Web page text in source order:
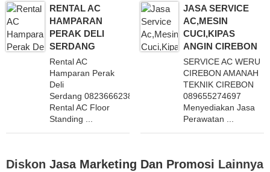
RENTAL AC
HAMPARAN
PERAK DELI
SERDANG
Rental AC
Hamparan Perak
Deli
Serdang 082366623838 Layani
Rental AC Floor
Standing ...
JASA SERVICE
AC,MESIN
CUCI,KIPAS
ANGIN CIREBON
SERVICE AC WERU
CIREBON AMANAH
TEKNIK CIREBON
089655274697
Menyediakan Jasa
Perawatan ...
Diskon Jasa Marketing Dan Promosi Lainnya